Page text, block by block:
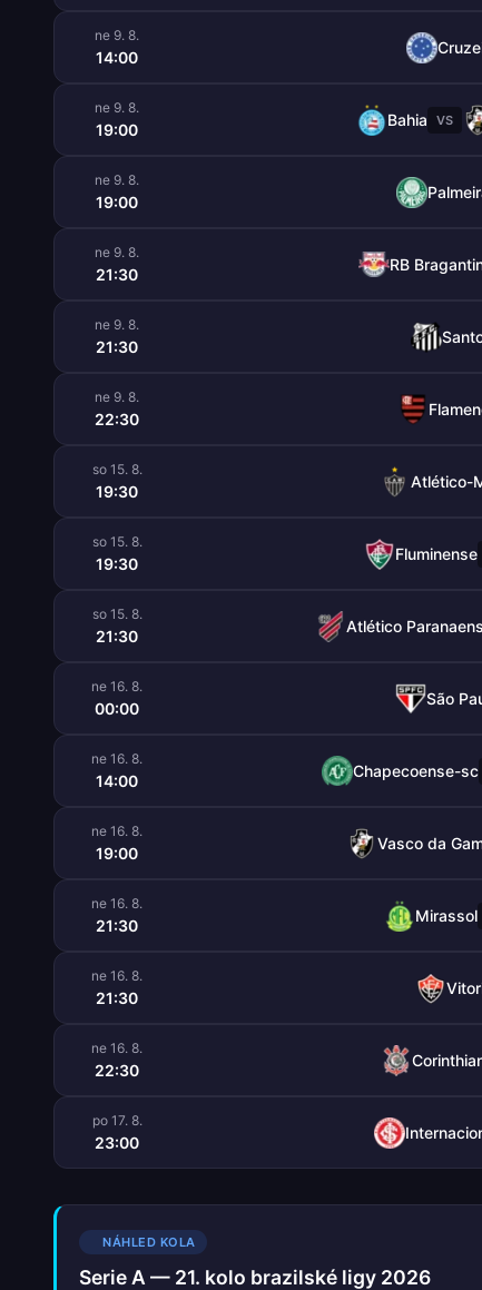
ne 9. 8.
14:00
ne 9. 8.
19:00
Bahia VS
ne 9. 8.
19:00
ne 9. 8.
21:30
RB
ne 9. 8.
21:30
ne 9. 8.
22:30
so 15. 8.
19:30
Atlético-
so 15. 8.
19:30
Fluminense
so 15. 8.
21:30
Atlético
ne 16. 8.
00:00
São
ne 16. 8.
14:00
Chapecoense-sc
ne 16. 8.
19:00
Vasco da
ne 16. 8.
21:30
Mirassol
ne 16. 8.
21:30
ne 16. 8.
22:30
po 17. 8.
23:00
NÁHLED KOLA
Serie A — 21. kolo brazilské ligy 2026